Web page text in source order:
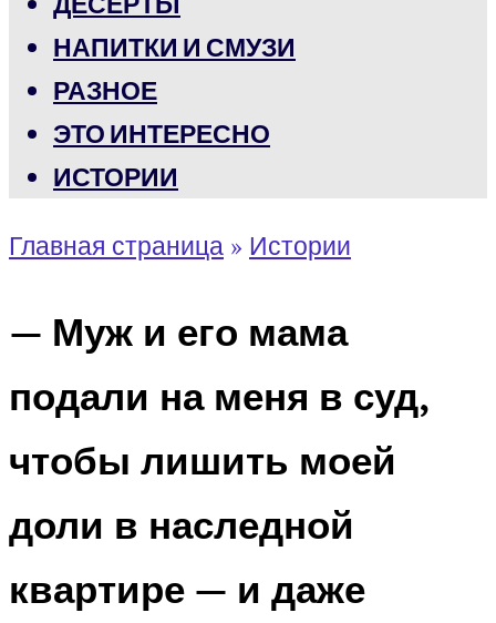
НАПИТКИ И СМУЗИ
РАЗНОЕ
ЭТО ИНТЕРЕСНО
ИСТОРИИ
Главная страница » Истории
— Муж и его мама
подали на меня в суд,
чтобы лишить моей
доли в наследной
квартире — и даже